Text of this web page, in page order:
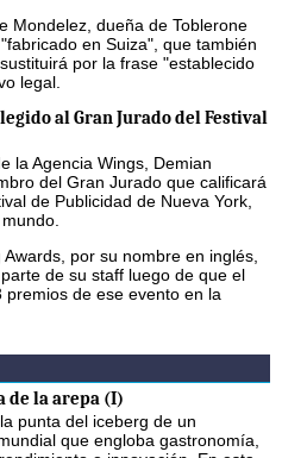
Mondelez, dueña de Toblerone
en Suiza", que también
por la frase "establecido
legal.
al Gran Jurado del Festival
la Agencia Wings, Demian
del Gran Jurado que calificará
de Publicidad de Nueva York,
por su nombre en inglés,
de su staff luego de que el
de ese evento en la
de la arepa (I)
punta del iceberg de un
que engloba gastronomía,